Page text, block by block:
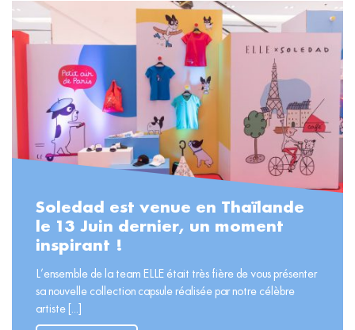
Soledad est venue en Thaïlande
le 13 Juin dernier, un moment
inspirant !
L’ensemble de la team ELLE était très fière de vous présenter
sa nouvelle collection capsule réalisée par notre célèbre
artiste [...]